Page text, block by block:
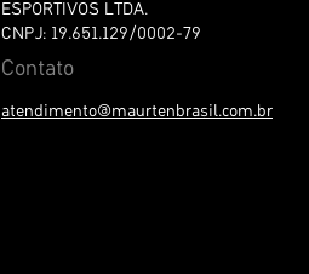
ESPORTIVOS LTDA.
CNPJ: 19.651.129/0002-79
Contato
atendimento@maurtenbrasil.com.br